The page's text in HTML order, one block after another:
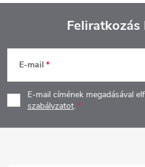
L
á
b
E-mail
E-mail címének megadásával
szabályzatot.